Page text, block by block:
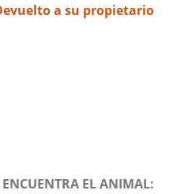
a su propietario
EL ANIMAL